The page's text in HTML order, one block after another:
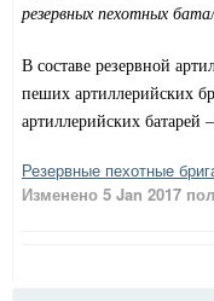
резервных пехотных
В составе резервной
пеших артиллерийских
артиллерийских батарей
Резервные пехотные
Изменено 5 Jan 2017